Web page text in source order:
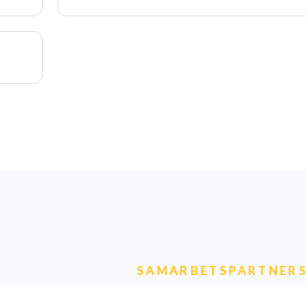
SAMARBETSPARTNERS